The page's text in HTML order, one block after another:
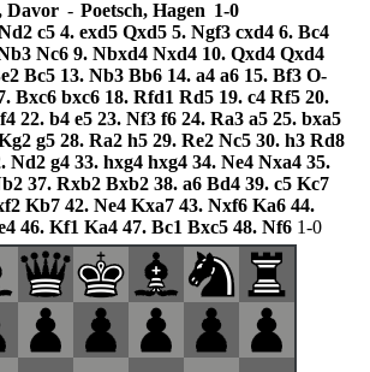
Davor - Poetsch, Hagen 1-0
c5 4. exd5 Qxd5 5. Ngf3 cxd4 6. Bc4
Nc6 9. Nbxd4 Nxd4 10. Qxd4 Qxd4
Bc5 13. Nb3 Bb6 14. a4 a6 15. Bf3 O-
Bxc6 bxc6 18. Rfd1 Rd5 19. c4 Rf5 20.
22. b4 e5 23. Nf3 f6 24. Ra3 a5 25. bxa5
g5 28. Ra2 h5 29. Re2 Nc5 30. h3 Rd8
Nd2 g4 33. hxg4 hxg4 34. Ne4 Nxa4 35.
37. Rxb2 Bxb2 38. a6 Bd4 39. c5 Kc7
Kb7 42. Ne4 Kxa7 43. Nxf6 Ka6 44.
46. Kf1 Ka4 47. Bc1 Bxc5 48. Nf6 1-0